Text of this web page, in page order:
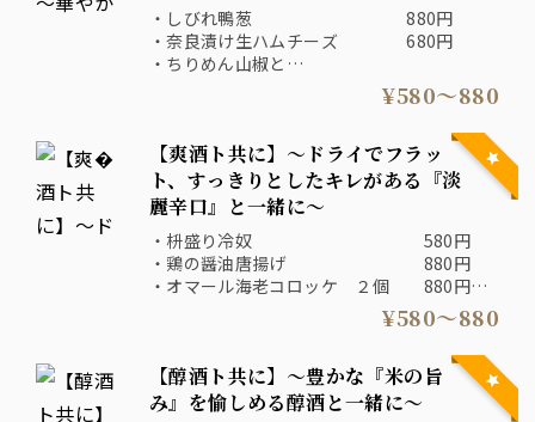
・しびれ鴨葱 880円
・奈良漬け生ハムチーズ 680円
・ちりめん山椒と
釜揚げシラスのサラダ 880円
・酒粕チーズのハムカツ 880円
・塩鮭のポテトサラダ 680円
・サバの檸檬〆 780円
・雪塩冷やしトマト 580円
¥580〜880
【爽酒ト共に】～ドライでフラッ
ト、すっきりとしたキレがある『淡
麗辛口』と一緒に～
・枡盛り冷奴 580円
・鶏の醤油唐揚げ 880円
・オマール海老コロッケ ２個 880円
・長芋の雲丹山葵醤油 580円
・紅天さつま揚げ 580円
・胡麻サバ 780円
¥580〜880
【醇酒ト共に】～豊かな『米の旨
み』を愉しめる醇酒と一緒に～